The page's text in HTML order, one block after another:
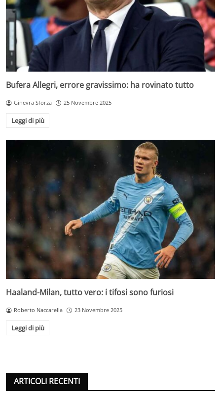
Bufera Allegri, errore gravissimo: ha rovinato tutto
Ginevra Sforza 25 Novembre 2025
Leggi di più
Haaland-Milan, tutto vero: i tifosi sono furiosi
Roberto Naccarella 23 Novembre 2025
Leggi di più
ARTICOLI RECENTI